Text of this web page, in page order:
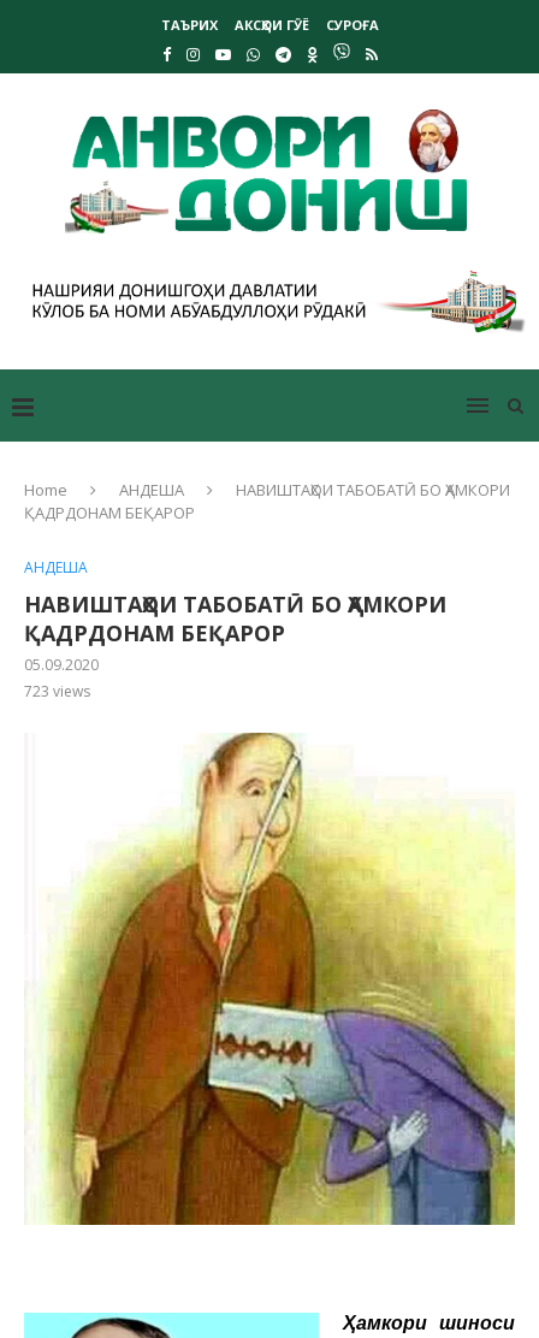
ТАЪРИХ АКСҲОИ ГӮЁ СУРОҒА
Home АНДЕША
НАВИШТАҲОИ ТАБОБАТӢ БО ҲАМКОРИ
ҚАДРДОНАМ БЕҚАРОР
АНДЕША
НАВИШТАҲОИ ТАБОБАТӢ БО ҲАМКОРИ
ҚАДРДОНАМ БЕҚАРОР
05.09.2020
723 views
Ҳамкори шиноси